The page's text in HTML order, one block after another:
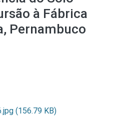
à Fábrica
Pernambuco
(156.79 KB)